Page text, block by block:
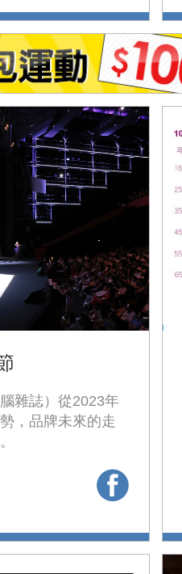
雜誌）從2023年
，品牌未來的走